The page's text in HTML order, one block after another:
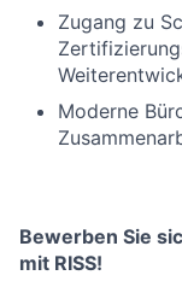
Zugang zu
Moderne
Bewerben Sie
mit RISS!